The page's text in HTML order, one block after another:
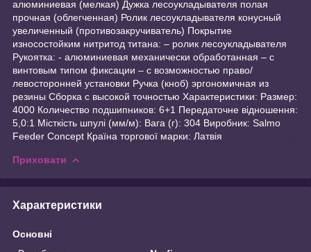
алюминиевая (мелкая) Дужка лесоукладывателя полая
прочная (облегченная) Ролик лесоукладывателя конусный
увеличенный (противозакручиватель) Покрытие
износостойким нитритод титана: – ролик лесоукладывателя
Рукоятка: - алюминиевая механически обработанная – с
винтовым типом фиксации – с возможностью право/
левосторонней установки Ручка (кноб) эргономичная из
резины Сборка с высокой точностью Характеристики: Размер:
4000 Количество подшипников: 6+1 Передаточне відношення:
5,0:1 Місткість шпулі (мм/м): Вага (г): 304 Виробник: Salmo
Feeder Concept Країна торгової марки: Латвія
Приховати
Характеристики
Основні